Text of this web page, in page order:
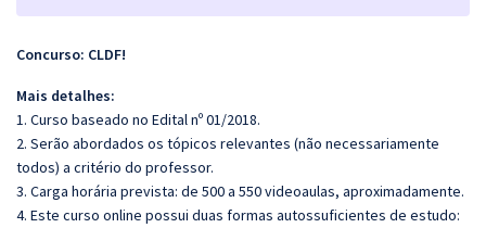
Concurso: CLDF!
Mais detalhes:
1. Curso baseado no Edital nº 01/2018.
2. Serão abordados os tópicos relevantes (não necessariamente
todos) a critério do professor.
3. Carga horária prevista: de 500 a 550 videoaulas, aproximadamente.
4. Este curso online possui duas formas autossuficientes de estudo: